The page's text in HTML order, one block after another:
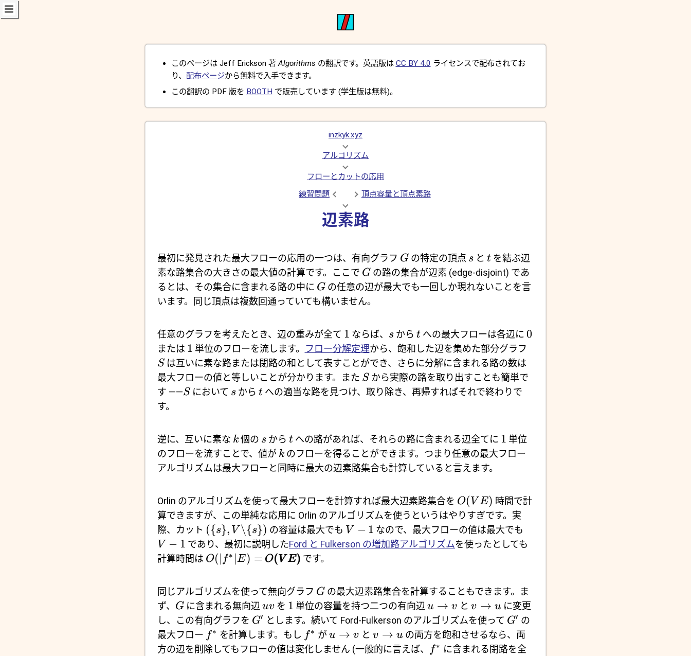
このページは Jeff Erickson 著Algorithms の翻訳です。英語版は CC BY 4.0 ライセンスで配布されてお
り、 配布ページから無料で入手できます。
この翻訳の PDF 版を BOOTH で販売しています (学生版は無料)。
inzkyk.xyz
アルゴリズム
フローとカットの応用
練習問題
頂点容量と頂点素路
辺素路
最初に発見された最大フローの応用の一つは、有向グラフ Gの特定の頂点 sと tを結ぶ辺
素な路集合の大きさの最大値の計算です。ここで Gの路の集合が辺素 (edge-disjoint) であ
るとは、その集合に含まれる路の中に Gの任意の辺が最大でも一回しか現れないことを言
います。同じ頂点は複数回通っていても構いません。
任意のグラフを考えたとき、辺の重みが全て 1 ならば、 sから tへの最大フローは各辺に 0
または 1 単位のフローを流します。 フロー分解定理から、飽和した辺を集めた部分グラフ
Sは互いに素な路または閉路の和として表すことができ、さらに分解に含まれる路の数は
最大フローの値と等しいことが分かります。また Sから実際の路を取り出すことも簡単で
す ――Sにおいて sから tへの適当な路を見つけ、取り除き、再帰すればそれで終わりで
す。
逆に、互いに素な k 個の s からt への路があれば、それらの路に含まれる辺全てに 1 単位
のフローを流すことで、値が k のフローを得ることができます。つまり任意の最大フロー
アルゴリズムは最大フローと同時に最大の辺素路集合も計算していると言えます。
Orlin のアルゴリズムを使って最大フローを計算すれば最大辺素路集合を O( V E) 時間で計
算できますが、この単純な応用に Orlin のアルゴリズムを使うというはやりすぎです。実
際、カット ({s}, V \{s}) の容量は最大でも V − 1 なので、最大フローの値は最大でも
V − 1 であり、最初に説明したFord と Fulkerson の増加路アルゴリズムを使ったとしても
計算時間は O( f∗ ∣E) = O(V E) です。
同じアルゴリズムを使って無向グラフ Gの最大辺素路集合を計算することもできます。ま
ず、 Gに含まれる無向辺 uv を 1 単位の容量を持つ二つの有向辺u → v とv → u に変更
し、この有向グラフを G′ とします。続いて Ford-Fulkerson のアルゴリズムを使って G′ の
最大フロー f∗ を計算します。もし f∗ がu → v とv → u の両方を飽和させるなら、両
方の辺を削除してもフローの値は変化しません (一般的に言えば、
f∗ に含まれる閉路を全